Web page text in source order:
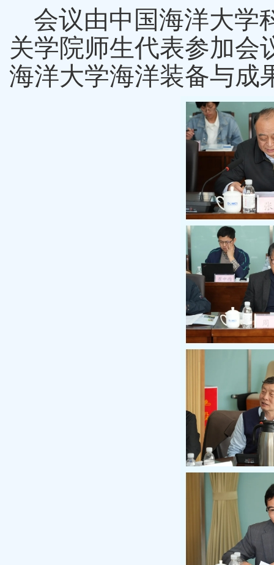
会议由中国海洋大学
关学院师生代表参加会
海洋大学海洋装备与成